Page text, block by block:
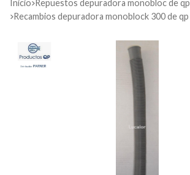
Inicio
repuestos depuradora monobloc de qp
recambios depuradora monoblock 300 de qp